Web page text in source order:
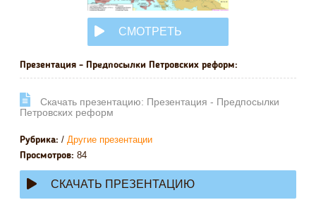
СМОТРЕТЬ
Презентация - Предпосылки Петровских реформ:
Cкачать презентацию: Презентация - Предпосылки
Петровских реформ
Рубрика: / Другие презентации
Просмотров: 84
СКАЧАТЬ ПРЕЗЕНТАЦИЮ